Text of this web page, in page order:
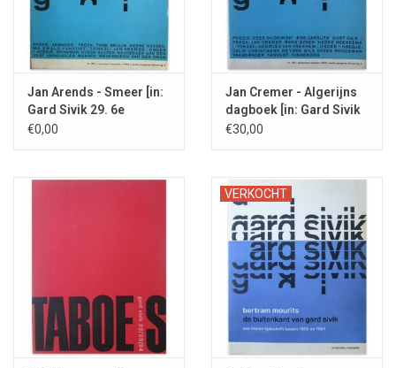
Jan Arends - Smeer [in:
Gard Sivik 29. 6e
jaargang Afl. 5 - 1962]
€0,00
Jan Cremer - Algerijns
dagboek [in: Gard Sivik
28 - 1962]
€30,00
VERKOCHT